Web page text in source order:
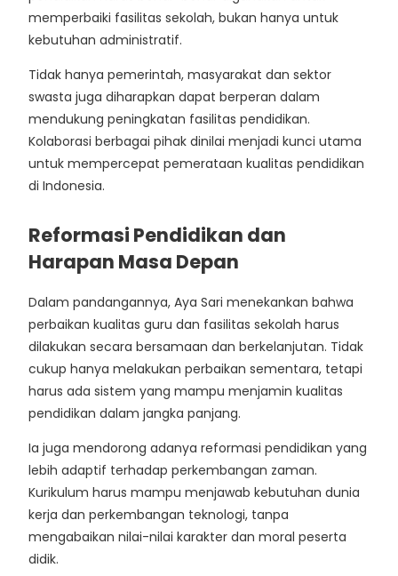
memperbaiki fasilitas sekolah, bukan hanya untuk
kebutuhan administratif.
Tidak hanya pemerintah, masyarakat dan sektor
swasta juga diharapkan dapat berperan dalam
mendukung peningkatan fasilitas pendidikan.
Kolaborasi berbagai pihak dinilai menjadi kunci utama
untuk mempercepat pemerataan kualitas pendidikan
di Indonesia.
Reformasi Pendidikan dan
Harapan Masa Depan
Dalam pandangannya, Aya Sari menekankan bahwa
perbaikan kualitas guru dan fasilitas sekolah harus
dilakukan secara bersamaan dan berkelanjutan. Tidak
cukup hanya melakukan perbaikan sementara, tetapi
harus ada sistem yang mampu menjamin kualitas
pendidikan dalam jangka panjang.
Ia juga mendorong adanya reformasi pendidikan yang
lebih adaptif terhadap perkembangan zaman.
Kurikulum harus mampu menjawab kebutuhan dunia
kerja dan perkembangan teknologi, tanpa
mengabaikan nilai-nilai karakter dan moral peserta
didik.